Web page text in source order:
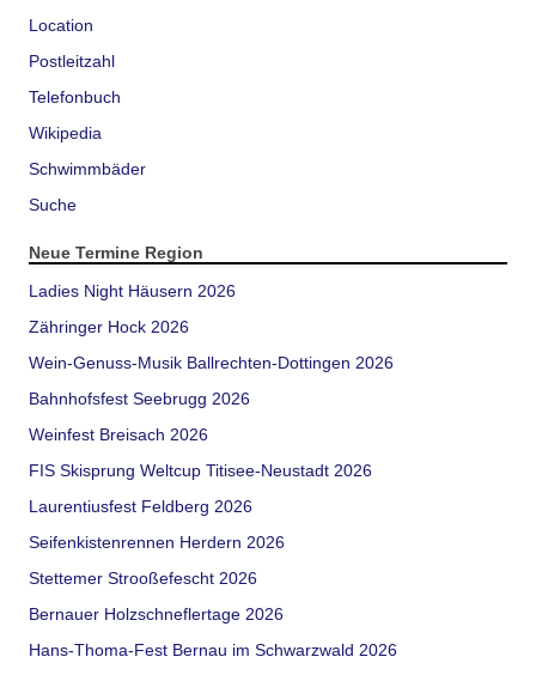
Location
Postleitzahl
Telefonbuch
Wikipedia
Schwimmbäder
Suche
Neue Termine Region
Ladies Night Häusern 2026
Zähringer Hock 2026
Wein-Genuss-Musik Ballrechten-Dottingen 2026
Bahnhofsfest Seebrugg 2026
Weinfest Breisach 2026
FIS Skisprung Weltcup Titisee-Neustadt 2026
Laurentiusfest Feldberg 2026
Seifenkistenrennen Herdern 2026
Stettemer Strooßefescht 2026
Bernauer Holzschneflertage 2026
Hans-Thoma-Fest Bernau im Schwarzwald 2026